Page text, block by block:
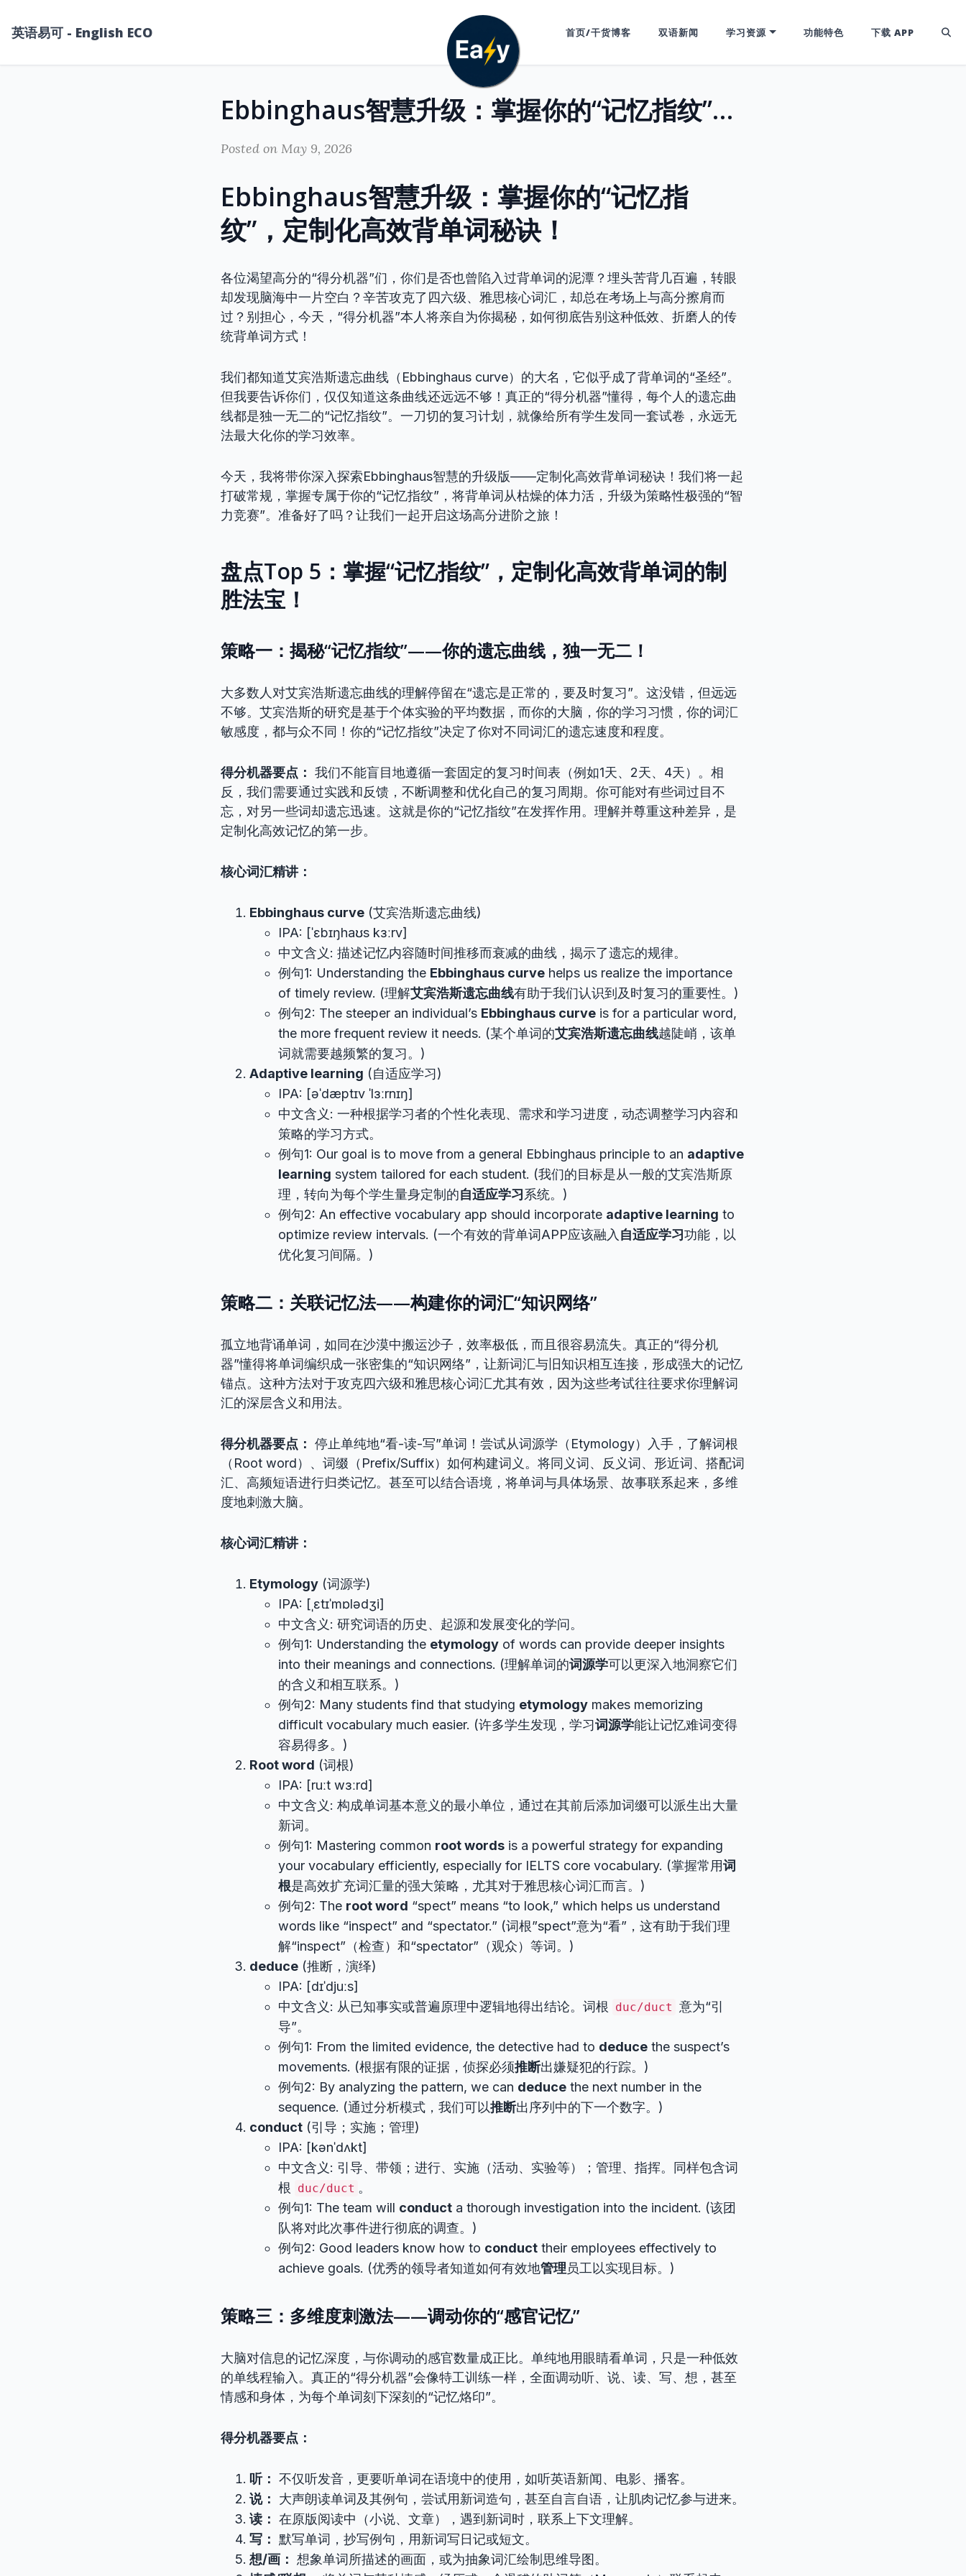
英语易可 - English ECO 首页/干货博客 双语新闻 学习资源 功能特色 下载 APP
Ebbinghaus智慧升级：掌握你的“记忆指纹”，定制化高效背单词秘诀！
Posted on May 9, 2026
Ebbinghaus智慧升级：掌握你的“记忆指
纹”，定制化高效背单词秘诀！
各位渴望高分的“得分机器”们，你们是否也曾陷入过背单词的泥潭？埋头苦背几百遍，转眼
却发现脑海中一片空白？辛苦攻克了四六级、雅思核心词汇，却总在考场上与高分擦肩而
过？别担心，今天，“得分机器”本人将亲自为你揭秘，如何彻底告别这种低效、折磨人的传
统背单词方式！
我们都知道艾宾浩斯遗忘曲线（Ebbinghaus curve）的大名，它似乎成了背单词的“圣经”。
但我要告诉你们，仅仅知道这条曲线还远远不够！真正的“得分机器”懂得，每个人的遗忘曲
线都是独一无二的“记忆指纹”。一刀切的复习计划，就像给所有学生发同一套试卷，永远无
法最大化你的学习效率。
今天，我将带你深入探索Ebbinghaus智慧的升级版——定制化高效背单词秘诀！我们将一起
打破常规，掌握专属于你的“记忆指纹”，将背单词从枯燥的体力活，升级为策略性极强的“智
力竞赛”。准备好了吗？让我们一起开启这场高分进阶之旅！
盘点Top 5：掌握“记忆指纹”，定制化高效背单词的制
胜法宝！
策略一：揭秘“记忆指纹”——你的遗忘曲线，独一无二！
大多数人对艾宾浩斯遗忘曲线的理解停留在“遗忘是正常的，要及时复习”。这没错，但远远
不够。艾宾浩斯的研究是基于个体实验的平均数据，而你的大脑，你的学习习惯，你的词汇
敏感度，都与众不同！你的“记忆指纹”决定了你对不同词汇的遗忘速度和程度。
得分机器要点： 我们不能盲目地遵循一套固定的复习时间表（例如1天、2天、4天）。相
反，我们需要通过实践和反馈，不断调整和优化自己的复习周期。你可能对有些词过目不
忘，对另一些词却遗忘迅速。这就是你的“记忆指纹”在发挥作用。理解并尊重这种差异，是
定制化高效记忆的第一步。
核心词汇精讲：
Ebbinghaus curve (艾宾浩斯遗忘曲线)
IPA: [ˈɛbɪŋhaʊs kɜːrv]
中文含义: 描述记忆内容随时间推移而衰减的曲线，揭示了遗忘的规律。
例句1: Understanding the Ebbinghaus curve helps us realize the importance
of timely review. (理解艾宾浩斯遗忘曲线有助于我们认识到及时复习的重要性。)
例句2: The steeper an individual’s Ebbinghaus curve is for a particular word,
the more frequent review it needs. (某个单词的艾宾浩斯遗忘曲线越陡峭，该单
词就需要越频繁的复习。)
Adaptive learning (自适应学习)
IPA: [əˈdæptɪv ˈlɜːrnɪŋ]
中文含义: 一种根据学习者的个性化表现、需求和学习进度，动态调整学习内容和
策略的学习方式。
例句1: Our goal is to move from a general Ebbinghaus principle to an adaptive
learning system tailored for each student. (我们的目标是从一般的艾宾浩斯原
理，转向为每个学生量身定制的自适应学习系统。)
例句2: An effective vocabulary app should incorporate adaptive learning to
optimize review intervals. (一个有效的背单词APP应该融入 自适应学习功能，以
优化复习间隔。)
策略二：关联记忆法——构建你的词汇“知识网络”
孤立地背诵单词，如同在沙漠中搬运沙子，效率极低，而且很容易流失。真正的“得分机
器”懂得将单词编织成一张密集的“知识网络”，让新词汇与旧知识相互连接，形成强大的记忆
锚点。这种方法对于攻克四六级和雅思核心词汇尤其有效，因为这些考试往往要求你理解词
汇的深层含义和用法。
得分机器要点： 停止单纯地“看-读-写”单词！尝试从词源学（Etymology）入手，了解词根
（Root word）、词缀（Prefix/Suffix）如何构建词义。将同义词、反义词、形近词、搭配词
汇、高频短语进行归类记忆。甚至可以结合语境，将单词与具体场景、故事联系起来，多维
度地刺激大脑。
核心词汇精讲：
Etymology (词源学)
IPA: [ˌɛtɪˈmɒlədʒi]
中文含义: 研究词语的历史、起源和发展变化的学问。
例句1: Understanding the etymology of words can provide deeper insights
into their meanings and connections. (理解单词的词源学可以更深入地洞察它们
的含义和相互联系。)
例句2: Many students find that studying etymology makes memorizing
difficult vocabulary much easier. (许多学生发现，学习词源学能让记忆难词变得
容易得多。)
Root word (词根)
IPA: [ruːt wɜːrd]
中文含义: 构成单词基本意义的最小单位，通过在其前后添加词缀可以派生出大量
新词。
例句1: Mastering common root words is a powerful strategy for expanding
your vocabulary efficiently, especially for IELTS core vocabulary. (掌握常用词
根是高效扩充词汇量的强大策略，尤其对于雅思核心词汇而言。)
例句2: The root word “spect” means “to look,” which helps us understand
words like “inspect” and “spectator.” (词根”spect”意为“看”，这有助于我们理
解“inspect”（检查）和“spectator”（观众）等词。)
deduce (推断，演绎)
IPA: [dɪˈdjuːs]
中文含义: 从已知事实或普遍原理中逻辑地得出结论。词根 duc/duct 意为“引
导”。
例句1: From the limited evidence, the detective had to deduce the suspect’s
movements. (根据有限的证据，侦探必须推断出嫌疑犯的行踪。)
例句2: By analyzing the pattern, we can deduce the next number in the
sequence. (通过分析模式，我们可以推断出序列中的下一个数字。)
conduct (引导；实施；管理)
IPA: [kənˈdʌkt]
中文含义: 引导、带领；进行、实施（活动、实验等）；管理、指挥。同样包含词
根 duc/duct 。
例句1: The team will conduct a thorough investigation into the incident. (该团
队将对此次事件进行彻底的调查。)
例句2: Good leaders know how to conduct their employees effectively to
achieve goals. (优秀的领导者知道如何有效地管理员工以实现目标。)
策略三：多维度刺激法——调动你的“感官记忆”
大脑对信息的记忆深度，与你调动的感官数量成正比。单纯地用眼睛看单词，只是一种低效
的单线程输入。真正的“得分机器”会像特工训练一样，全面调动听、说、读、写、想，甚至
情感和身体，为每个单词刻下深刻的“记忆烙印”。
得分机器要点：
听： 不仅听发音，更要听单词在语境中的使用，如听英语新闻、电影、播客。
说：
大声朗读单词及其例句，尝试用新词造句，甚至自言自语，让肌肉记忆参与进来。
读： 在原版阅读中（小说、文章），遇到新词时，联系上下文理解。
写： 默写单词，抄写例句，用新词写日记或短文。
想/画： 想象单词所描述的画面，或为抽象词汇绘制思维导图。